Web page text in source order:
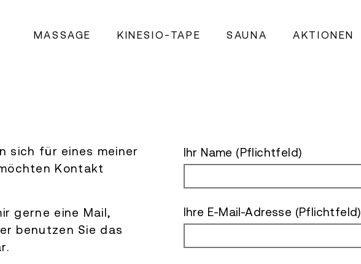
MASSAGE KINESIO-TAPE SAUNA AKTIONEN
sich für eines meiner
Kontakt
gerne eine Mail,
benutzen Sie das
Ihr Name (Pflichtfeld)
Ihre E-Mail-Adresse (Pflichtfeld)